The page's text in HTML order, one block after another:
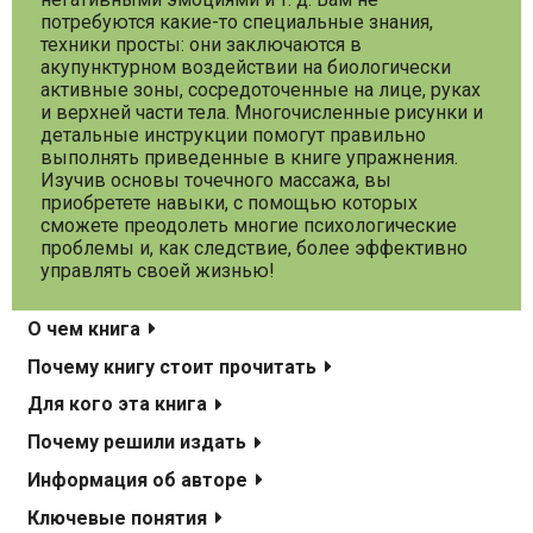
потребуются какие-то специальные знания,
техники просты: они заключаются в
акупунктурном воздействии на биологически
активные зоны, сосредоточенные на лице, руках
и верхней части тела. Многочисленные рисунки и
детальные инструкции помогут правильно
выполнять приведенные в книге упражнения.
Изучив основы точечного массажа, вы
приобретете навыки, с помощью которых
сможете преодолеть многие психологические
проблемы и, как следствие, более эффективно
управлять своей жизнью!
О чем книга
Почему книгу стоит прочитать
Для кого эта книга
Почему решили издать
Информация об авторе
Ключевые понятия